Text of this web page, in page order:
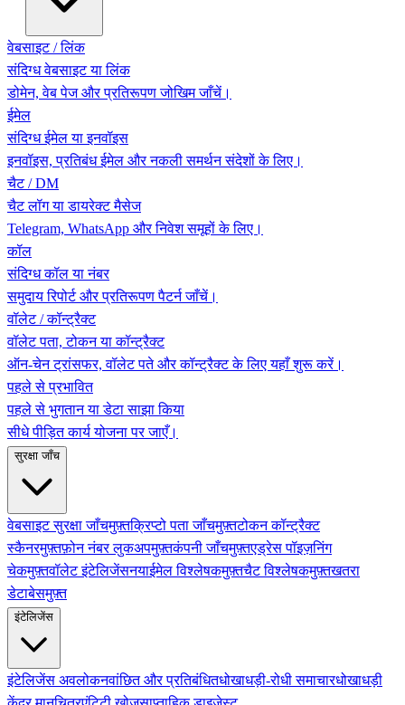
वेबसाइट / लिंक
संदिग्ध वेबसाइट या लिंक
डोमेन, वेब पेज और प्रतिरूपण जोखिम जाँचें।
ईमेल
संदिग्ध ईमेल या इनवॉइस
इनवॉइस, प्रतिबंध ईमेल और नकली समर्थन संदेशों के लिए।
चैट / DM
चैट लॉग या डायरेक्ट मैसेज
Telegram, WhatsApp और निवेश समूहों के लिए।
कॉल
संदिग्ध कॉल या नंबर
समुदाय रिपोर्ट और प्रतिरूपण पैटर्न जाँचें।
वॉलेट / कॉन्ट्रैक्ट
वॉलेट पता, टोकन या कॉन्ट्रैक्ट
ऑन-चेन ट्रांसफर, वॉलेट पते और कॉन्ट्रैक्ट के लिए यहाँ शुरू करें।
पहले से प्रभावित
पहले से भुगतान या डेटा साझा किया
सीधे पीड़ित कार्य योजना पर जाएँ।
सुरक्षा जाँच
वेबसाइट सुरक्षा जाँचमुफ़्तक्रिप्टो पता जाँचमुफ़्तटोकन कॉन्ट्रैक्ट
स्कैनरमुफ़्तफ़ोन नंबर लुकअपमुफ़्तकंपनी जाँचमुफ़्तएड्रेस पॉइज़निंग
चेकमुफ़्तवॉलेट इंटेलिजेंसनयाईमेल विश्लेषकमुफ़्तचैट विश्लेषकमुफ़्तखतरा
डेटाबेसमुफ़्त
इंटेलिजेंस
इंटेलिजेंस अवलोकनवांछित और प्रतिबंधितधोखाधड़ी-रोधी समाचारधोखाधड़ी